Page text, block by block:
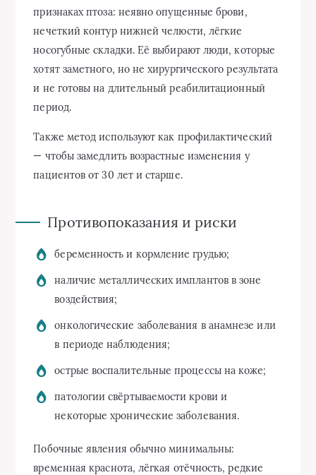
признаках птоза: неявно опущенные брови,
нечеткий контур нижней челюсти, лёгкие
носогубные складки. Её выбирают люди, которые
хотят заметного, но не хирургического результата
и не готовы на длительный реабилитационный
период.
Также метод используют как профилактический
— чтобы замедлить возрастные изменения у
пациентов от 30 лет и старше.
Противопоказания и риски
беременность и кормление грудью;
наличие металлических имплантов в зоне
воздействия;
онкологические заболевания в анамнезе или
в периоде наблюдения;
острые воспалительные процессы на коже;
патологии свёртываемости крови и
некоторые хронические заболевания.
Побочные явления обычно минимальны:
временная краснота, лёгкая отёчность, редкие